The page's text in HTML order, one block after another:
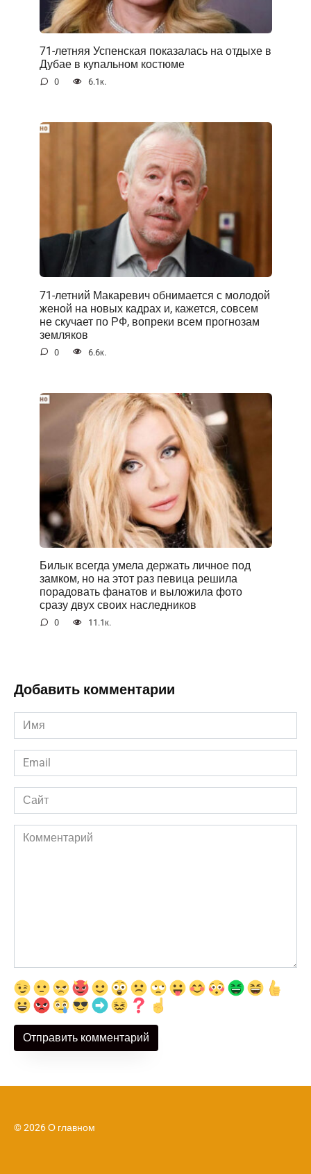
71-летняя Успенская показалась на отдыхе в
Дубае в куnальном костюме
0 6.1к.
71-летний Макаревич обнимается с молодой
женой на новых кадрах и, кажется, совсем
не скучает по РФ, вопреки всем прогнозам
земляков
0 6.6к.
Билык всегда умела держать личное под
замком, но на этот раз певица решила
порадовать фанатов и выложила фото
сразу двух своих наследников
0 11.1к.
Добавить комментарии
Имя
*
Email
*
Сайт
Комментарий
© 2026 О главном